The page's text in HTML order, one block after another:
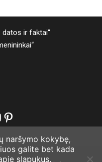
datos ir faktai“
Pinterest
naršymo kokybę,
galite bet kada
slapukus.